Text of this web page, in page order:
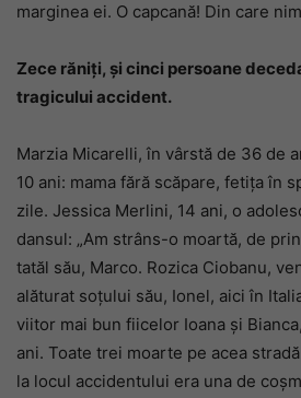
marginea ei. O capcană! Din care
Zece răniți, și cinci persoane
tragicului accident.
Marzia Micarelli, în vârstă de 36 de
10 ani: mama fără scăpare, fetița în
zile. Jessica Merlini, 14 ani, o
dansul: „Am strâns-o moartă, de
tatăl său, Marco. Rozica Ciobanu,
alăturat soțului său, Ionel, aici în
viitor mai bun fiicelor Ioana și
ani. Toate trei moarte pe acea
la locul accidentului era una de